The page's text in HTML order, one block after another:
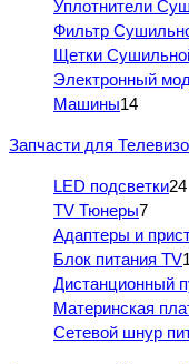
Уплотнители
Фильтр
Щетки
Электронный
Машины14
Запчасти для
LED подсветки24
TV Тюнеры7
Адаптеры и
Блок питания TV1
Дистанционный
Материнская
Сетевой шнур